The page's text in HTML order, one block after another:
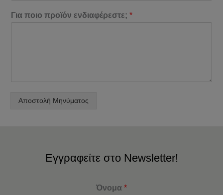
Για ποιο προϊόν ενδιαφέρεστε;*
Αποστολή Μηνύματος
Εγγραφείτε στο Newsletter!
Όνομα *